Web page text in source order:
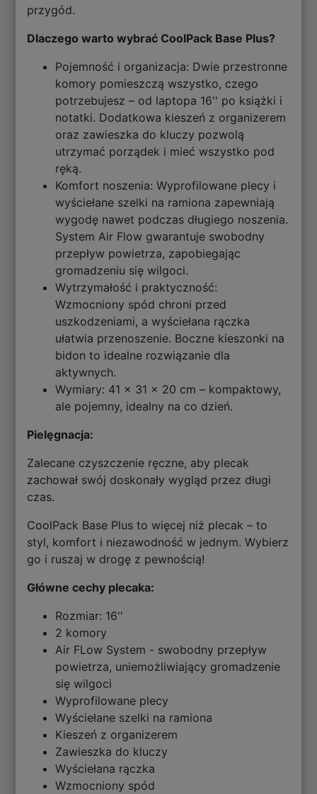
przygód.
Dlaczego warto wybrać CoolPack Base Plus?
Pojemność i organizacja: Dwie przestronne
komory pomieszczą wszystko, czego
potrzebujesz – od laptopa 16'' po książki i
notatki. Dodatkowa kieszeń z organizerem
oraz zawieszka do kluczy pozwolą
utrzymać porządek i mieć wszystko pod
ręką.
Komfort noszenia: Wyprofilowane plecy i
wyściełane szelki na ramiona zapewniają
wygodę nawet podczas długiego noszenia.
System Air Flow gwarantuje swobodny
przepływ powietrza, zapobiegając
gromadzeniu się wilgoci.
Wytrzymałość i praktyczność:
Wzmocniony spód chroni przed
uszkodzeniami, a wyściełana rączka
ułatwia przenoszenie. Boczne kieszonki na
bidon to idealne rozwiązanie dla
aktywnych.
Wymiary: 41 x 31 x 20 cm – kompaktowy,
ale pojemny, idealny na co dzień.
Pielęgnacja:
Zalecane czyszczenie ręczne, aby plecak
zachował swój doskonały wygląd przez długi
czas.
CoolPack Base Plus to więcej niż plecak – to
styl, komfort i niezawodność w jednym. Wybierz
go i ruszaj w drogę z pewnością!
Główne cechy plecaka:
Rozmiar: 16''
2 komory
Air FLow System - swobodny przepływ
powietrza, uniemożliwiający gromadzenie
się wilgoci
Wyprofilowane plecy
Wyściełane szelki na ramiona
Kieszeń z organizerem
Zawieszka do kluczy
Wyściełana rączka
Wzmocniony spód